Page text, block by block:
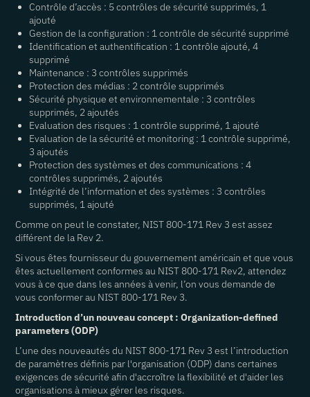
Contrôle d’accès : 5 contrôles de sécurité supprimés, 1
ajouté
Gestion de la configuration : 1 contrôle de sécurité supprimé
Identification et authentification : 1 contrôle ajouté, 4
supprimé
Maintenance : 3 contrôles supprimés
Protection des médias : 2 contrôle supprimés
Sécurité physique et environnementale : 3 contrôles
supprimés, 2 ajoutés
Evaluation des risques : 1 contrôle supprimé, 1 ajouté
Evaluation de la sécurité et monitoring : 1 contrôle supprimé,
3 ajoutés
Protection des systèmes et des communications : 4
contrôles supprimés, 2 ajoutés
Intégrité de l’information et des systèmes : 3 contrôles
supprimés, 1 ajouté
Comme on peut le constater, NIST 800-171 Rev 3 est assez
différent de la Rev 2.
Si vous êtes fournisseur du gouvernement américain et que vous
êtes actuellement conformes au NIST 800-171 Rev2, attendez
vous à ce que dans les années à venir, l’on vous demande de
vous conformer au NIST 800-171 Rev 3.
Introduction d’un nouveau concept : Organization-defined
parameters (ODP)
L’une des nouveautés du NIST 800-171 Rev 3 est l’introduction
de paramètres définis par l'organisation (ODP) dans certaines
exigences de sécurité afin d'accroître la flexibilité et d'aider les
organisations à mieux gérer les risques.